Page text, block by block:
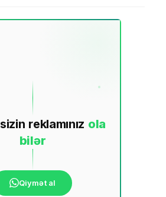
sizin reklamınız ola
bilər
Qiymət al